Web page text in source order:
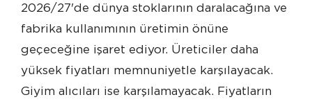
2026/27'de dünya stoklarının daralacağına ve
fabrika kullanımının üretimin önüne
geçeceğine işaret ediyor. Üreticiler daha
yüksek fiyatları memnuniyetle karşılayacak.
Giyim alıcıları ise karşılamayacak. Fiyatların